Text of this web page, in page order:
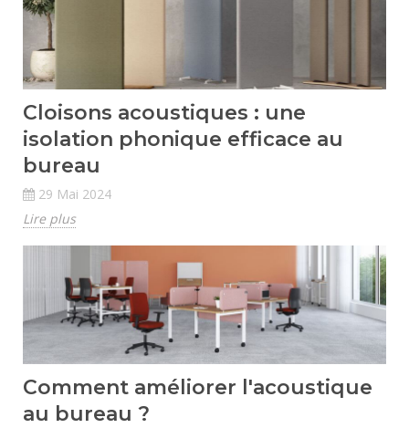
Cloisons acoustiques : une
isolation phonique efficace au
bureau
29 Mai 2024
Lire plus
Comment améliorer l'acoustique
au bureau ?